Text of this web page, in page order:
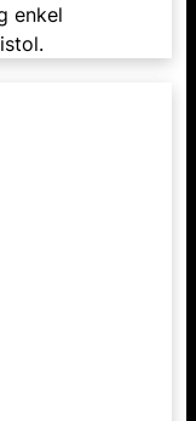
enkel